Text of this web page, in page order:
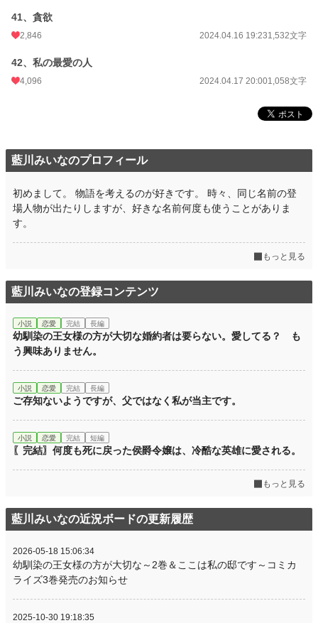
41、貪欲
2,846 2024.04.16 19:231,532文字
42、私の最愛の人
4,096 2024.04.17 20:001,058文字
藍川みいなのプロフィール
初めまして。 物語を考えるのが好きです。 時々、同じ名前の登
場人物が出たりしますが、好きな名前何度も使うことがありま
す。
もっと見る
藍川みいなの登録コンテンツ
小説 恋愛 完結 長編
幼馴染の王女様の方が大切な婚約者は要らない。愛してる？ も
う興味ありません。
小説 恋愛 完結 長編
ご存知ないようですが、父ではなく私が当主です。
小説 恋愛 完結 短編
〖完結〗何度も死に戻った侯爵令嬢は、冷酷な英雄に愛される。
もっと見る
藍川みいなの近況ボードの更新履歴
2026-05-18 15:06:34
幼馴染の王女様の方が大切な～2巻＆ここは私の邸です～コミカ
ライズ3巻発売のお知らせ
2025-10-30 19:18:35